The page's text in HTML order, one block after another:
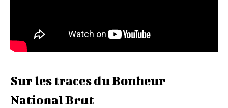
Sur les traces du Bonheur
National Brut